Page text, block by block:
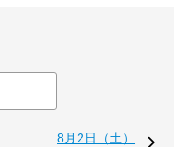
8月2日（土）